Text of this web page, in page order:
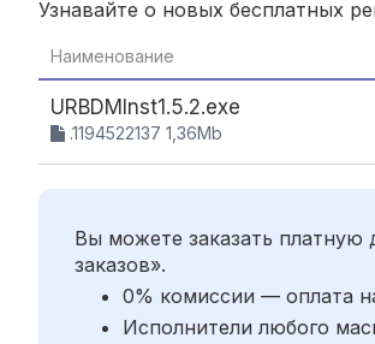
Узнавайте о новых бесплатных
Наименование
URBDMInst1.5.2.exe
.1194522137 1,36Mb
Вы можете заказать
заказов».
0% комиссии — оплата
Исполнители любого